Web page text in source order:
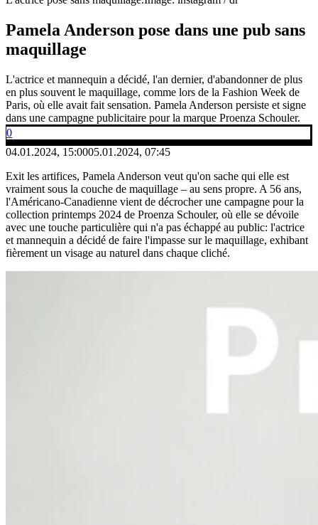
Pamela Anderson pose dans une pub sans
maquillage
L'actrice et mannequin a décidé, l'an dernier, d'abandonner de plus
en plus souvent le maquillage, comme lors de la Fashion Week de
Paris, où elle avait fait sensation. Pamela Anderson persiste et signe
dans une campagne publicitaire pour la marque Proenza Schouler.
0
04.01.2024, 15:0005.01.2024, 07:45
Exit les artifices, Pamela Anderson veut qu'on sache qui elle est
vraiment sous la couche de maquillage – au sens propre. A 56 ans,
l'Américano-Canadienne vient de décrocher une campagne pour la
collection printemps 2024 de Proenza Schouler, où elle se dévoile
avec une touche particulière qui n'a pas échappé au public: l'actrice
et mannequin a décidé de faire l'impasse sur le maquillage, exhibant
fièrement un visage au naturel dans chaque cliché.